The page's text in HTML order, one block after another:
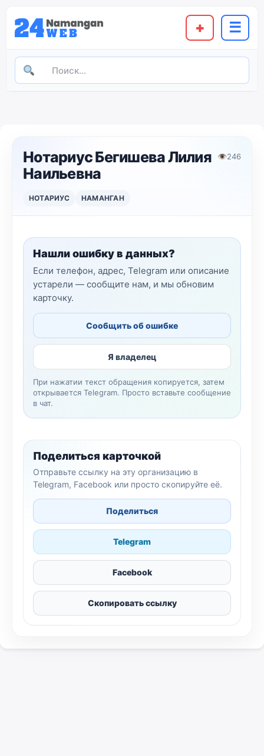
+ ☰
Нотариус Бегишева Лилия
Наильевна
👁246
НОТАРИУС НАМАНГАН
Нашли ошибку в данных?
Если телефон, адрес, Telegram или описание
устарели — сообщите нам, и мы обновим
карточку.
Сообщить об ошибке
Я владелец
При нажатии текст обращения копируется, затем
открывается Telegram. Просто вставьте сообщение
в чат.
Поделиться карточкой
Отправьте ссылку на эту организацию в
Telegram, Facebook или просто скопируйте её.
Поделиться
Telegram
Facebook
Скопировать ссылку